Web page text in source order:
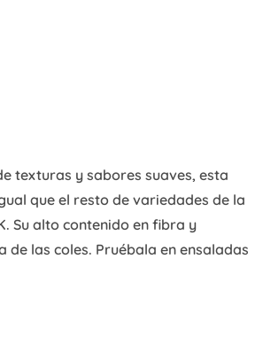
texturas y sabores suaves, esta
que el resto de variedades de la
Su alto contenido en fibra y
las coles. Pruébala en ensaladas